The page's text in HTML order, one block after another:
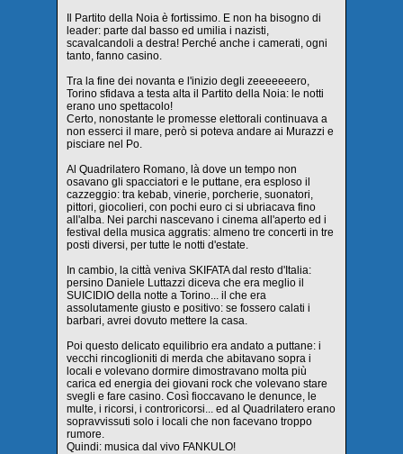
Il Partito della Noia è fortissimo. E non ha bisogno di
leader: parte dal basso ed umilia i nazisti,
scavalcandoli a destra! Perché anche i camerati, ogni
tanto, fanno casino.
Tra la fine dei novanta e l'inizio degli zeeeeeeero,
Torino sfidava a testa alta il Partito della Noia: le notti
erano uno spettacolo!
Certo, nonostante le promesse elettorali continuava a
non esserci il mare, però si poteva andare ai Murazzi e
pisciare nel Po.
Al Quadrilatero Romano, là dove un tempo non
osavano gli spacciatori e le puttane, era esploso il
cazzeggio: tra kebab, vinerie, porcherie, suonatori,
pittori, giocolieri, con pochi euro ci si ubriacava fino
all'alba. Nei parchi nascevano i cinema all'aperto ed i
festival della musica aggratis: almeno tre concerti in tre
posti diversi, per tutte le notti d'estate.
In cambio, la città veniva SKIFATA dal resto d'Italia:
persino Daniele Luttazzi diceva che era meglio il
SUICIDIO della notte a Torino... il che era
assolutamente giusto e positivo: se fossero calati i
barbari, avrei dovuto mettere la casa.
Poi questo delicato equilibrio era andato a puttane: i
vecchi rincoglioniti di merda che abitavano sopra i
locali e volevano dormire dimostravano molta più
carica ed energia dei giovani rock che volevano stare
svegli e fare casino. Così fioccavano le denunce, le
multe, i ricorsi, i controricorsi... ed al Quadrilatero erano
sopravvissuti solo i locali che non facevano troppo
rumore.
Quindi: musica dal vivo FANKULO!